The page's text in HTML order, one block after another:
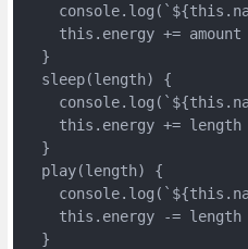
    this.energy += amount
  }
  sleep(length) {
    this.energy += length
  }
  play(length) {
    this.energy -= length
  }